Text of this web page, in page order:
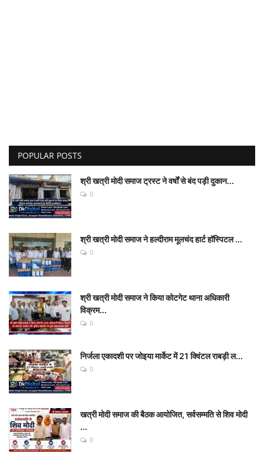
POPULAR POSTS
श्री खत्री मोदी समाज ट्रस्ट ने वर्षों से बंद पड़ी दुकान...
0
श्री खत्री मोदी समाज ने हल्दीराम मूलचंद हार्ट हॉस्पिटल ...
0
श्री खत्री मोदी समाज ने किया कोटगेट थाना अधिकारी
विक्रम...
0
निर्जला एकादशी पर जोइया मार्केट में 21 क्विंटल राबड़ी ल...
0
खत्री मोदी समाज की बैठक आयोजित, सर्वसम्मति से शिव मोदी
...
0